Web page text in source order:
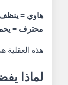
هاوي = ينظف
محترف =
هذه العقلية
لماذا